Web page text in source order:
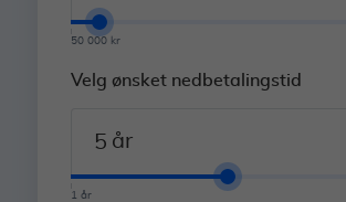
50 000 kr
Velg ønsket nedbetalingstid
år
1 år